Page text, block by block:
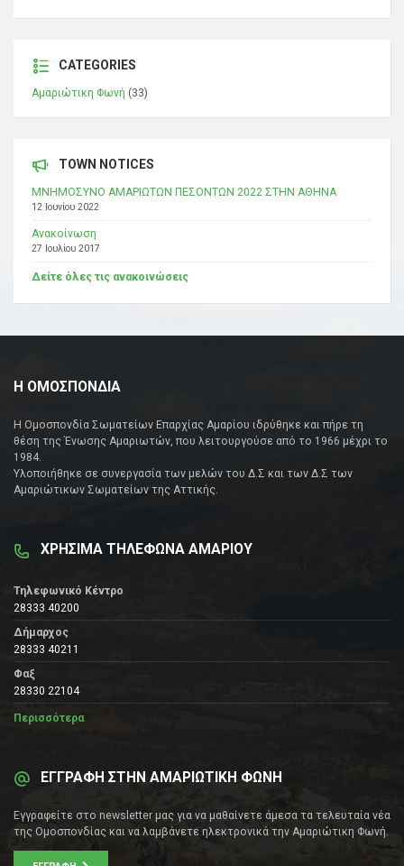
CATEGORIES
Αμαριώτικη Φωνή (33)
TOWN NOTICES
ΜΝΗΜΟΣΥΝΟ ΑΜΑΡΙΩΤΩΝ ΠΕΣΟΝΤΩΝ 2022 ΣΤΗΝ ΑΘΗΝΑ
12 Ιουνίου 2022
Ανακοίνωση
27 Ιουλίου 2017
Δείτε όλες τις ανακοινώσεις
Η ΟΜΟΣΠΟΝΔΙΑ
Η Ομοσπονδία Σωματείων Επαρχίας Αμαρίου ιδρύθηκε και πήρε τη
θέση της Ένωσης Αμαριωτών, που λειτουργούσε από το 1966 μέχρι το
1984.
Υλοποιήθηκε σε συνεργασία των μελών του Δ.Σ και των Δ.Σ των
Αμαριώτικων Σωματείων της Αττικής.
ΧΡΗΣΙΜΑ ΤΗΛΕΦΩΝΑ ΑΜΑΡΙΟΥ
Τηλεφωνικό Κέντρο
28333 40200
Δήμαρχος
28333 40211
Φαξ
28330 22104
Περισσότερα
ΕΓΓΡΑΦΗ ΣΤΗΝ ΑΜΑΡΙΩΤΙΚΗ ΦΩΝΗ
Εγγραφείτε στο newsletter μας για να μαθαίνετε άμεσα τα τελευταία νέα
της Ομοσπονδίας και να λαμβάνετε ηλεκτρονικά την Αμαριώτικη Φωνή.